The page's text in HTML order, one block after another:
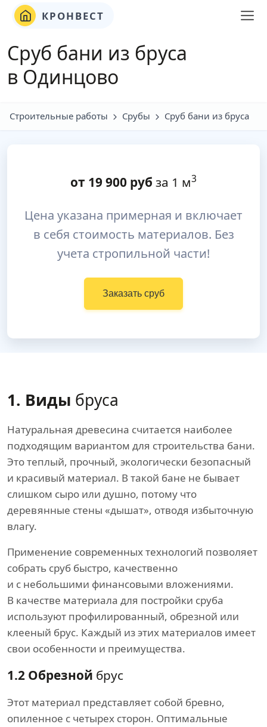
КРОНВЕСТ
Сруб бани из бруса
в Одинцово
Строительные работы Срубы Сруб бани из бруса
от 19 900 руб за 1 м3
Цена указана примерная и включает
в себя стоимость материалов. Без
учета стропильной части!
Заказать сруб
1. Виды бруса
Натуральная древесина считается наиболее
подходящим вариантом для строительства бани.
Это теплый, прочный, экологически безопасный
и красивый материал. В такой бане не бывает
слишком сыро или душно, потому что
деревянные стены «дышат», отводя избыточную
влагу.
Применение современных технологий позволяет
собрать сруб быстро, качественно
и с небольшими финансовыми вложениями.
В качестве материала для постройки сруба
используют профилированный, обрезной или
клееный брус. Каждый из этих материалов имеет
свои особенности и преимущества.
1.2 Обрезной брус
Этот материал представляет собой бревно,
опиленное с четырех сторон. Оптимальные